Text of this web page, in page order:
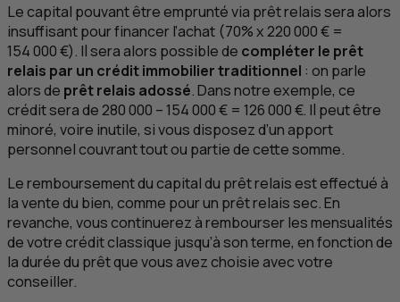
Le capital pouvant être emprunté via prêt relais sera alors
insuffisant pour financer l’achat (70% x 220 000 € =
154 000 €). Il sera alors possible de compléter le prêt
relais par un crédit immobilier traditionnel : on parle
alors de prêt relais adossé. Dans notre exemple, ce
crédit sera de 280 000 – 154 000 € = 126 000 €. Il peut être
minoré, voire inutile, si vous disposez d’un apport
personnel couvrant tout ou partie de cette somme.
Le remboursement du capital du prêt relais est effectué à
la vente du bien, comme pour un prêt relais sec. En
revanche, vous continuerez à rembourser les mensualités
de votre crédit classique jusqu’à son terme, en fonction de
la durée du prêt que vous avez choisie avec votre
conseiller.